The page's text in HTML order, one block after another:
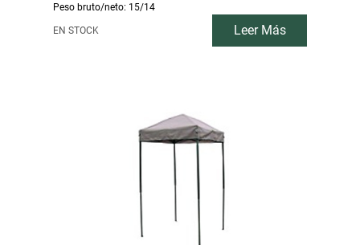
Peso bruto/neto: 15/14
EN STOCK Leer Más